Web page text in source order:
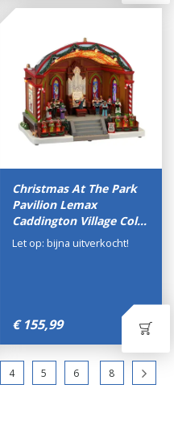
Christmas At The Park
Pavilion Lemax
Caddington Village Col…
€ 155,99
Let op: bijna uitverkocht!
4 5 6 8